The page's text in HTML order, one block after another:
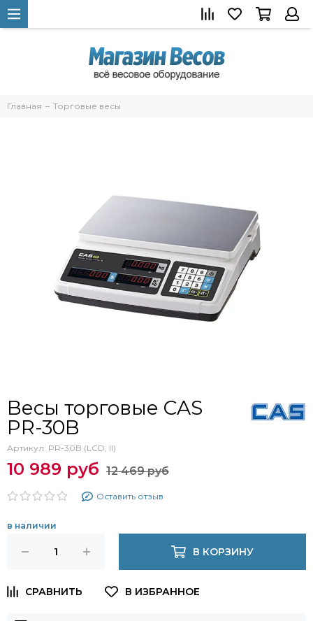
Главная Торговые весы
Весы торговые CAS
PR-30B
Артикул: PR-30B (LCD, II)
10 989 руб 12 469 руб
Оставить отзыв
в наличии
В КОРЗИНУ